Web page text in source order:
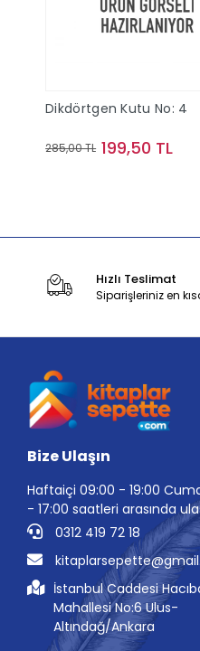
Dikdörtgen Kutu No: 4
285,00 TL 199,50 TL
Hızlı Teslimat
Siparişleriniz en
Bize Ulaşın
Haftaiçi 09:00 - 19:00
- 17:00 saatleri arasında
0312 419 72 18
İstanbul Caddesi
Mahallesi No:6 Ulus-
Altındağ/Ankara